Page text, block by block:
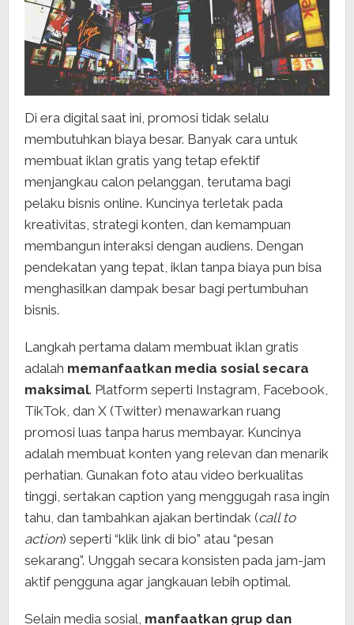
Di era digital saat ini, promosi tidak selalu
membutuhkan biaya besar. Banyak cara untuk
membuat iklan gratis yang tetap efektif
menjangkau calon pelanggan, terutama bagi
pelaku bisnis online. Kuncinya terletak pada
kreativitas, strategi konten, dan kemampuan
membangun interaksi dengan audiens. Dengan
pendekatan yang tepat, iklan tanpa biaya pun bisa
menghasilkan dampak besar bagi pertumbuhan
bisnis.
Langkah pertama dalam membuat iklan gratis
adalah memanfaatkan media sosial secara
maksimal. Platform seperti Instagram, Facebook,
TikTok, dan X (Twitter) menawarkan ruang
promosi luas tanpa harus membayar. Kuncinya
adalah membuat konten yang relevan dan menarik
perhatian. Gunakan foto atau video berkualitas
tinggi, sertakan caption yang menggugah rasa ingin
tahu, dan tambahkan ajakan bertindak (call to
action) seperti “klik link di bio” atau “pesan
sekarang”. Unggah secara konsisten pada jam-jam
aktif pengguna agar jangkauan lebih optimal.
Selain media sosial, manfaatkan grup dan